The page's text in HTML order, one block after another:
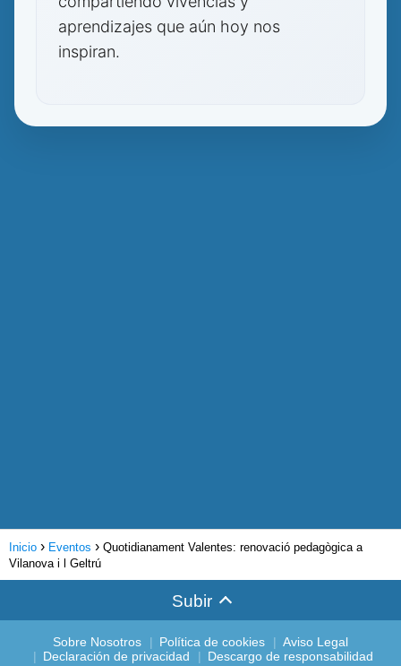
aprendizajes que aún hoy nos
inspiran.
Inicio Eventos
Quotidianament Valentes: renovació pedagògica a
Vilanova i l Geltrú
Subir
Sobre Nosotros Política de cookies
Aviso Legal
Declaración de privacidad
Descargo de responsabilidad